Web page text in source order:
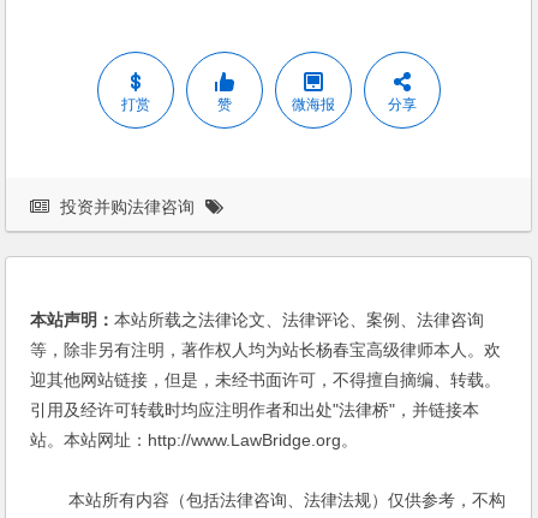
打赏 赞 微海报 分享
投资并购法律咨询
本站声明：本站所载之法律论文、法律评论、案例、法律咨询
等，除非另有注明，著作权人均为站长杨春宝高级律师本人。欢
迎其他网站链接，但是，未经书面许可，不得擅自摘编、转载。
引用及经许可转载时均应注明作者和出处"法律桥"，并链接本
站。本站网址：http://www.LawBridge.org。
本站所有内容（包括法律咨询、法律法规）仅供参考，不构